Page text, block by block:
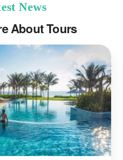
News
About Tours